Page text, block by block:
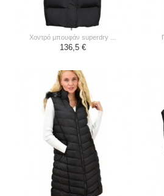
χοντρό μπουφάν superdry ...
136,5 €